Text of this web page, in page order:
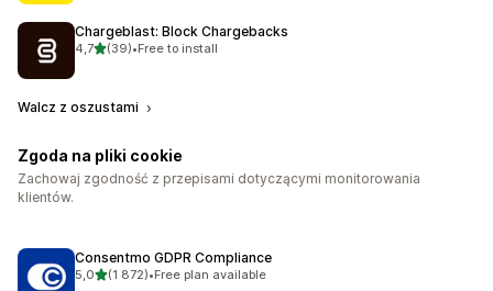
Chargeblast: Block Chargebacks
4,7na 5 gwiazdek
(39)
Łączna liczba recenzji: 39
•Free to install
Walcz z oszustami
Zgoda na pliki cookie
Zachowaj zgodność z przepisami dotyczącymi monitorowania
klientów.
Consentmo GDPR Compliance
5,0na 5 gwiazdek
(1 872)
Łączna liczba recenzji: 1872
•Free plan available